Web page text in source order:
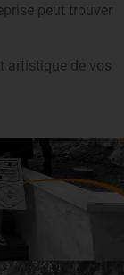
peut trouver
artistique de vos